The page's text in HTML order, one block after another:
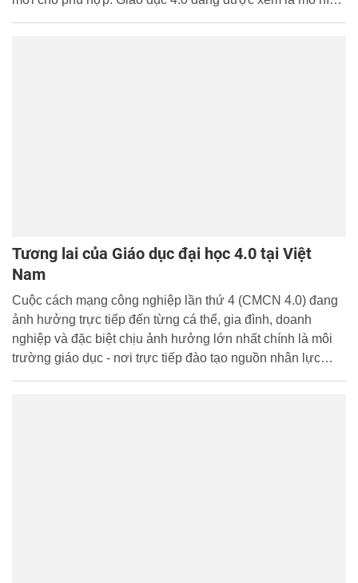
Tương lai của Giáo dục đại học 4.0 tại Việt
Nam
Cuộc cách mạng công nghiệp lần thứ 4 (CMCN 4.0) đang
ảnh hưởng trực tiếp đến từng cá thể, gia đình, doanh
nghiệp và đặc biệt chịu ảnh hưởng lớn nhất chính là môi
trường giáo dục - nơi trực tiếp đào tạo nguồn nhân lực